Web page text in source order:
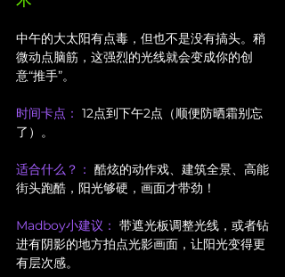
中午的大太阳有点毒，但也不是没有搞头。稍
微动点脑筋，这强烈的光线就会变成你的创
意“推手”。
时间卡点： 12点到下午2点（顺便防晒霜别忘
了）。
适合什么？： 酷炫的动作戏、建筑全景、高能
街头跑酷，阳光够硬，画面才带劲！
Madboy小建议： 带遮光板调整光线，或者钻
进有阴影的地方拍点光影画面，让阳光变得更
有层次感。